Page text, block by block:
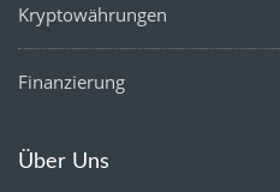
Kryptowährungen
Finanzierung
Über Uns